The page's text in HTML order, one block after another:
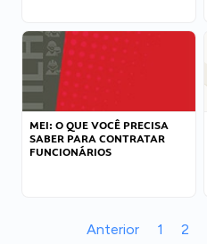
MEI: O QUE VOCÊ PRECISA
SABER PARA CONTRATAR
FUNCIONÁRIOS
Anterior 1 2